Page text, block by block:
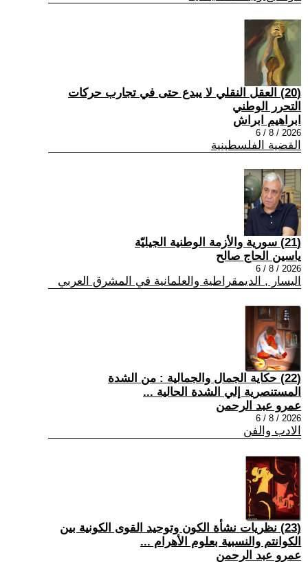
(20) العقل النقلي لا يبدع حتى في تجارب حركات
التحرر الوطني
ابراهيم ابراش
2026 / 8 / 6
القضية الفلسطينية
(21) سورية والأزمة الوطنية الجيليّة
ياسين الحاج صالح
2026 / 8 / 6
اليسار , الديمقراطية والعلمانية في المشرق العربي
(22) حكاية الجمال والجمالية : من الشدة
المستنصرية إلي الشدة الحالية ...
عمرو عبد الرحمن
2026 / 8 / 6
الادب والفن
(23) نظريات نشأة الكون وتوحيد القوى الكونية بين
الكوانتم والنسبية بعلوم الأهرام ...
عمرو عبد الرحمن